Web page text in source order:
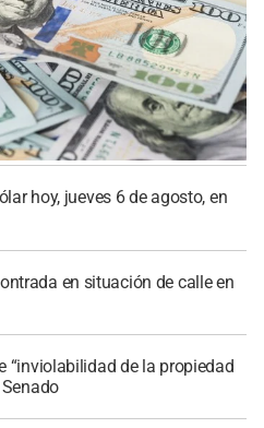
hoy, jueves 6 de agosto, en
en situación de calle en
“inviolabilidad de la propiedad